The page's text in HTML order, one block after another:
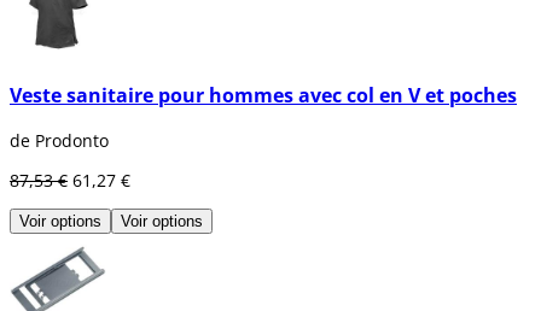
Veste sanitaire pour hommes avec col en V et poches
de Prodonto
87,53 € 61,27 €
Voir options Voir options